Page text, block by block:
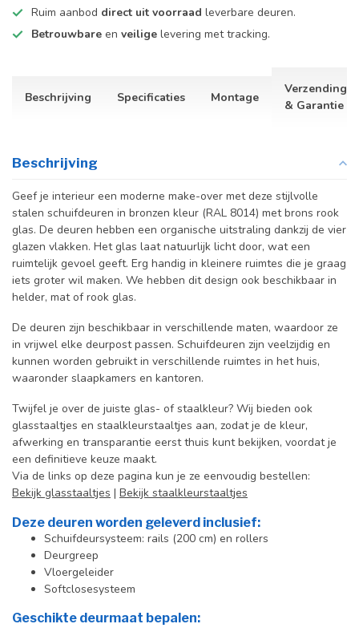
Ruim aanbod direct uit voorraad leverbare deuren.
Betrouwbare en veilige levering met tracking.
Beschrijving Specificaties Montage
Verzending
& Garantie
Beschrijving
Geef je interieur een moderne make-over met deze stijlvolle
stalen schuifdeuren in bronzen kleur (RAL 8014) met brons rook
glas. De deuren hebben een organische uitstraling dankzij de vier
glazen vlakken. Het glas laat natuurlijk licht door, wat een
ruimtelijk gevoel geeft. Erg handig in kleinere ruimtes die je graag
iets groter wil maken. We hebben dit design ook beschikbaar in
helder, mat of rook glas.
De deuren zijn beschikbaar in verschillende maten, waardoor ze
in vrijwel elke deurpost passen. Schuifdeuren zijn veelzijdig en
kunnen worden gebruikt in verschillende ruimtes in het huis,
waaronder slaapkamers en kantoren.
Twijfel je over de juiste glas- of staalkleur? Wij bieden ook
glasstaaltjes en staalkleurstaaltjes aan, zodat je de kleur,
afwerking en transparantie eerst thuis kunt bekijken, voordat je
een definitieve keuze maakt.
Via de links op deze pagina kun je ze eenvoudig bestellen:
Bekijk glasstaaltjes | Bekijk staalkleurstaaltjes
Deze deuren worden geleverd inclusief:
Schuifdeursysteem: rails (200 cm) en rollers
Deurgreep
Vloergeleider
Softclosesysteem
Geschikte deurmaat bepalen: